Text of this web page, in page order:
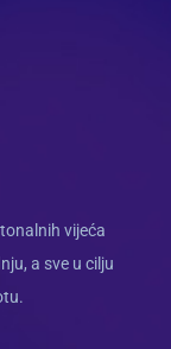
vijeća
a sve u cilju